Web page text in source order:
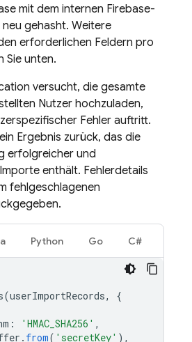
mit dem internen Firebase-
gehasht. Weitere
erforderlichen Feldern pro
Sie unten.
versucht, die gesamte
Nutzer hochzuladen,
Fehler auftritt.
Ergebnis zurück, das die
erfolgreicher und
enthält. Fehlerdetails
fehlgeschlagenen
Python Go C#
(userImportRecords,
{
: 'HMAC_SHA256' ,
. from( 'secretKey' ),